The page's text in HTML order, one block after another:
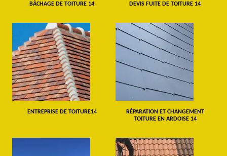
BÂCHAGE DE TOITURE 14 DEVIS FUITE DE TOITURE 14
ENTREPRISE DE TOITURE14
RÉPARATION ET CHANGEMENT
TOITURE EN ARDOISE 14